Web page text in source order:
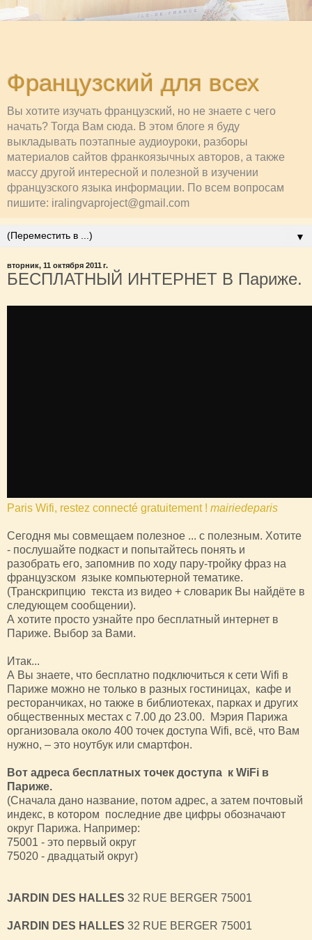
Французский для всех
Вы хотите изучать французский, но не знаете с чего
начать? Тогда Вам сюда. В этом блоге я буду
выкладывать поэтапные аудиоуроки, разборы
материалов сайтов франкоязычных авторов, а также
массу другой интересной и полезной в изучении
французского языка информации. По всем вопросам
пишите: iralingvaproject@gmail.com
▼
вторник, 11 октября 2011 г.
БЕСПЛАТНЫЙ ИНТЕРНЕТ В Париже.
Paris Wifi, restez connecté gratuitement ! mairiedeparis
Сегодня мы совмещаем полезное ... с полезным. Хотите
- послушайте подкаст и попытайтесь понять и
разобрать его, запомнив по ходу пару-тройку фраз на
французском языке компьютерной тематике.
(Транскрипцию текста из видео + словарик Вы найдёте в
следующем сообщении).
А хотите просто узнайте про бесплатный интернет в
Париже. Выбор за Вами.
Итак...
А Вы знаете, что бесплатно подключиться к сети Wifi в
Париже можно не только в разных гостиницах, кафе и
ресторанчиках, но также в библиотеках, парках и других
общественных местах c 7.00 до 23.00. Мэрия Парижа
организовала около 400 точек доступа Wifi, всё, что Вам
нужно, – это ноутбук или смартфон.
Вот адреса бесплатных точек доступа к WiFi в
Париже.
(Сначала дано название, потом адрес, а затем почтовый
индекс, в котором последние две цифры обозначают
округ Парижа. Например:
75001 - это первый округ
75020 - двадцатый округ)
JARDIN DES HALLES 32 RUE BERGER 75001
JARDIN DES HALLES 32 RUE BERGER 75001